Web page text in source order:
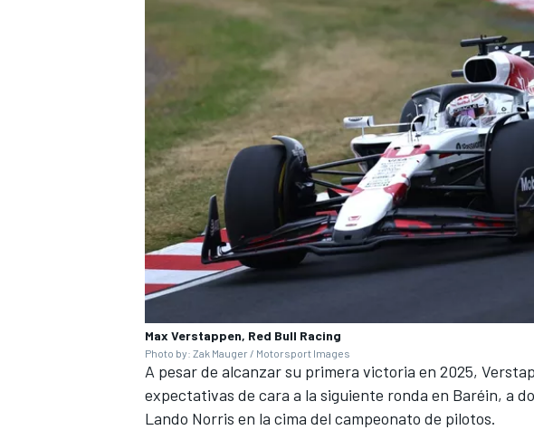
Max Verstappen, Red Bull Racing
Photo by: Zak Mauger / Motorsport Images
A pesar de alcanzar su primera victoria en 2025,
expectativas de cara a la siguiente ronda en Baréin, a
Lando Norris en la cima del campeonato de pilotos.